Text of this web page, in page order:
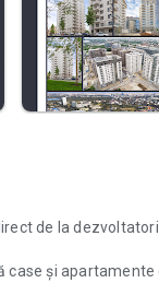
de la dezvoltatori.
case și